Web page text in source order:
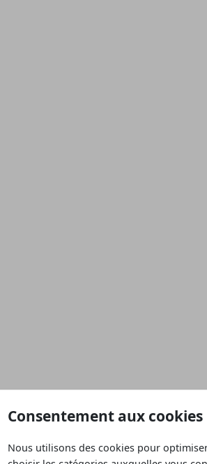
Consentement aux cookies
Nous utilisons des cookies pour